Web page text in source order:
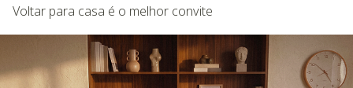
Voltar para casa é o melhor convite